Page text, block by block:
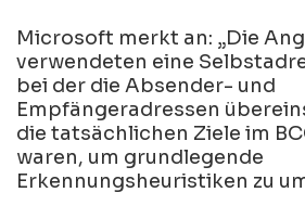
Microsoft merkt an: „Die
verwendeten eine
bei der die Absender- und
Empfängeradressen
die tatsächlichen Ziele im
waren, um grundlegende
Erkennungsheuristiken zu